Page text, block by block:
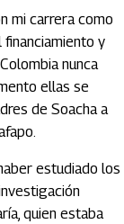
mi carrera como
financiamiento y
nunca
ellas se
de Soacha a
estudiado los
quien estaba